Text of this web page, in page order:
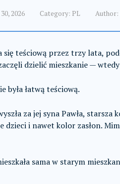
2026 Category: PL Author:
się teściową przez trzy lata,
dzielić mieszkanie —
była łatwą teściową.
za jej syna Pawła,
dzieci i nawet kolor zasłon.
sama w starym